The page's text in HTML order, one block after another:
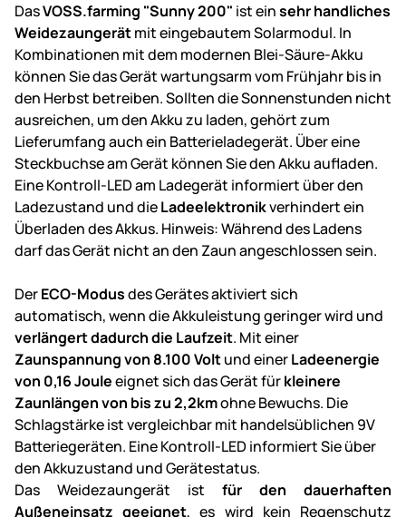
DasVOSS.farming "Sunny 200" ist einsehr handliches
Weidezaungerätmit eingebautem Solarmodul. In
Kombinationen mit dem modernen Blei-Säure-Akku
können Sie das Gerät wartungsarm vom Frühjahr bis in
den Herbst betreiben. Sollten die Sonnenstunden nicht
ausreichen, um den Akku zu laden, gehört zum
Lieferumfang auch ein Batterieladegerät. Über eine
Steckbuchse am Gerät können Sie den Akku aufladen.
Eine Kontroll-LED am Ladegerät informiert über den
Ladezustand und dieLadeelektronikverhindert ein
Überladen des Akkus. Hinweis: Während des Ladens
darf das Gerät nicht an den Zaun angeschlossen sein.
DerECO-Modusdes Gerätes aktiviert sich
automatisch, wenn die Akkuleistung geringer wird und
verlängert dadurch die Laufzeit. Mit einer
Zaunspannung von 8.100 Voltund einerLadeenergie
von 0,16 Jouleeignet sich das Gerät fürkleinere
Zaunlängen von bis zu 2,2kmohne Bewuchs. Die
Schlagstärke ist vergleichbar mit handelsüblichen 9V
Batteriegeräten. Eine Kontroll-LED informiert Sie über
den Akkuzustand und Gerätestatus.
Das Weidezaungerät ist für den dauerhaften
Außeneinsatz geeignet, es wird kein Regenschutz